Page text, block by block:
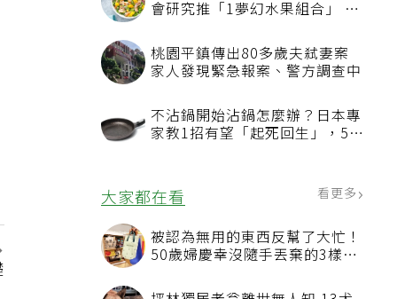
會研究推「1夢幻水果組合」 酪
桃園平鎮傳出80多歲夫弒妻案
家人發現緊急報案、警方調查中
不沾鍋開始沾鍋怎麼辦？日本專
家教1招有望「起死回生」，5情
大家都在看
被認為無用的東西反幫了大忙！
50歲婦慶幸沒隨手丟棄的3樣物